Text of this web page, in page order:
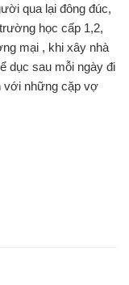
qua lại đông đúc,
học cấp 1,2,
mại , khi xây nhà
dục sau mỗi ngày đi
với những cặp vợ